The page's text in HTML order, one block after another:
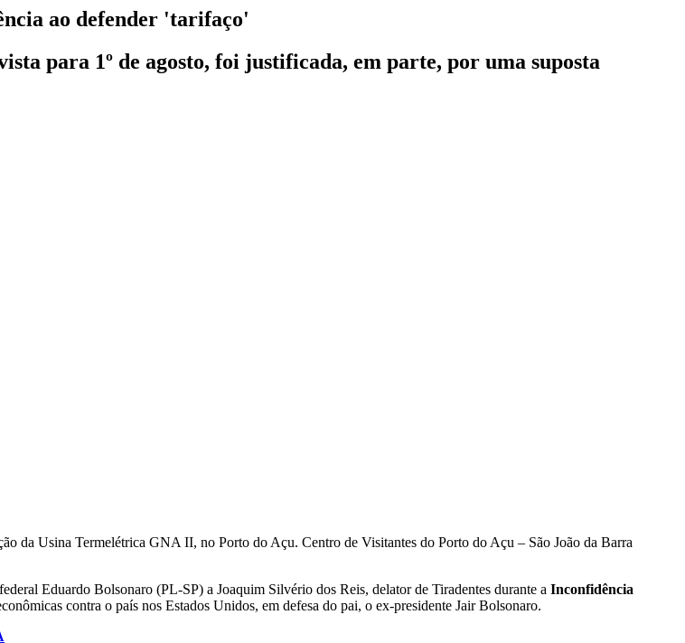
ao defender 'tarifaço'
para 1º de agosto, foi justificada, em parte, por uma suposta
da Usina Termelétrica GNA II, no Porto do Açu. Centro de Visitantes do Porto do Açu – São João da Barra
Eduardo Bolsonaro (PL-SP) a Joaquim Silvério dos Reis, delator de Tiradentes durante a Inconfidência
contra o país nos Estados Unidos, em defesa do pai, o ex-presidente Jair Bolsonaro.